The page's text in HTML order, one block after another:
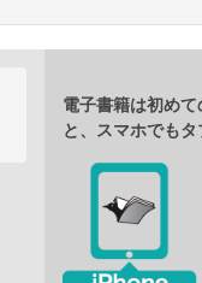
電子書籍は初め
と、スマホでもタ